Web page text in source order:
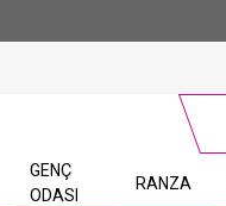
GENÇ
ODASI
RANZA